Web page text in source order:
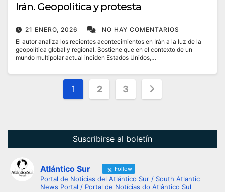
Irán. Geopolítica y protesta
21 ENERO, 2026
NO HAY COMENTARIOS
El autor analiza los recientes acontecimientos en Irán a la luz de la
geopolítica global y regional. Sostiene que en el contexto de un
mundo multipolar actual inciden Estados Unidos,…
Paginación
de
1 2 3
Suscribirse al boletín
Atlántico Sur Follow
Portal de Noticias del Atlántico Sur / South Atlantic
News Portal / Portal de Notícias do Atlântico Sul